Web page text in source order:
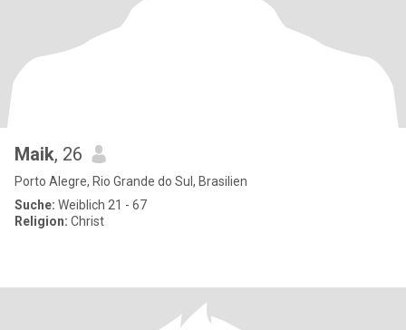
Maik, 26
Porto Alegre, Rio Grande do Sul, Brasilien
Suche: Weiblich 21 - 67
Religion: Christ